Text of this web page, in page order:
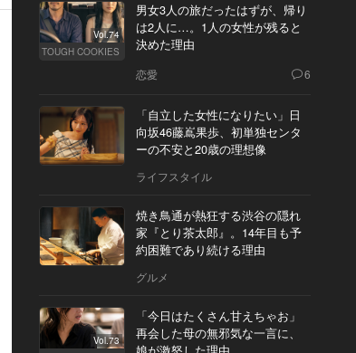
Vol.74
TOUGH COOKIES
男女3人の旅だったはずが、帰り
は2人に…。1人の女性が残ると
決めた理由
恋愛 6
「自立した女性になりたい」日
向坂46藤嶌果歩、初単独センタ
ーの不安と20歳の理想像
ライフスタイル
焼き鳥通が熱狂する渋谷の隠れ
家『とり茶太郎』。14年目も予
約困難であり続ける理由
グルメ
Vol.73
「今日はたくさん甘えちゃお」
再会した母の無邪気な一言に、